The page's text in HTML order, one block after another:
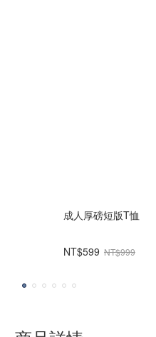
成人厚磅短版T恤
NT$599 NT$999